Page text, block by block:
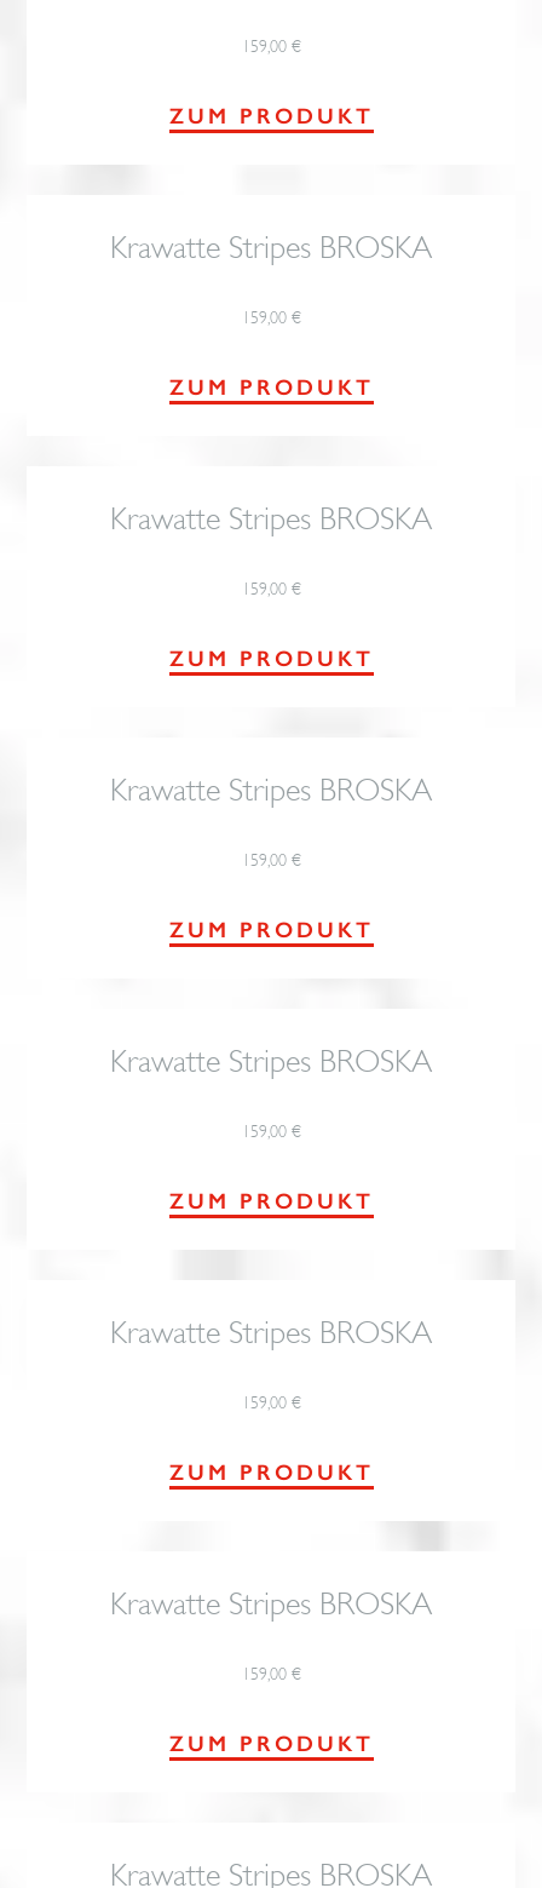
159,00 €
ZUM PRODUKT
Krawatte Stripes BROSKA
159,00 €
ZUM PRODUKT
Krawatte Stripes BROSKA
159,00 €
ZUM PRODUKT
Krawatte Stripes BROSKA
159,00 €
ZUM PRODUKT
Krawatte Stripes BROSKA
159,00 €
ZUM PRODUKT
Krawatte Stripes BROSKA
159,00 €
ZUM PRODUKT
Krawatte Stripes BROSKA
159,00 €
ZUM PRODUKT
Krawatte Stripes BROSKA